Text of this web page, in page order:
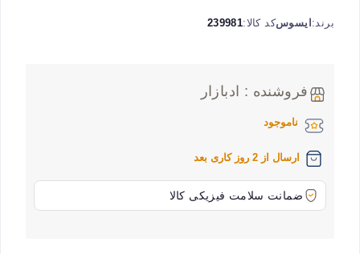
برند: ایسوسکد کالا:239981
فروشنده : ادبازار
ناموجود
ارسال از 2 روز کاری بعد
ضمانت سلامت فیزیکی کالا